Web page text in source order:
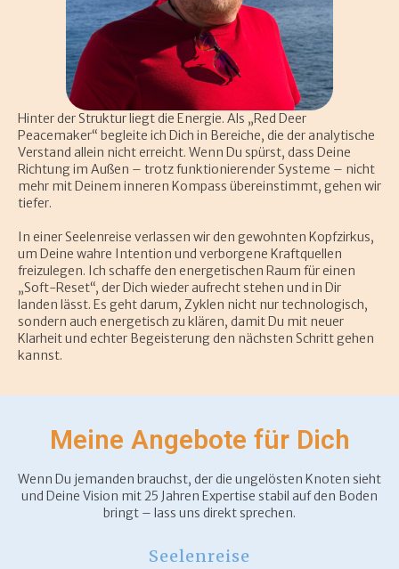
Hinter der Struktur liegt die Energie. Als „Red Deer
Peacemaker“ begleite ich Dich in Bereiche, die der analytische
Verstand allein nicht erreicht. Wenn Du spürst, dass Deine
Richtung im Außen – trotz funktionierender Systeme – nicht
mehr mit Deinem inneren Kompass übereinstimmt, gehen wir
tiefer.
In einer Seelenreise verlassen wir den gewohnten Kopfzirkus,
um Deine wahre Intention und verborgene Kraftquellen
freizulegen. Ich schaffe den energetischen Raum für einen
„Soft-Reset“, der Dich wieder aufrecht stehen und in Dir
landen lässt. Es geht darum, Zyklen nicht nur technologisch,
sondern auch energetisch zu klären, damit Du mit neuer
Klarheit und echter Begeisterung den nächsten Schritt gehen
kannst.
Meine Angebote für Dich
Wenn Du jemanden brauchst, der die ungelösten Knoten sieht
und Deine Vision mit 25 Jahren Expertise stabil auf den Boden
bringt – lass uns direkt sprechen.
Seelenreise